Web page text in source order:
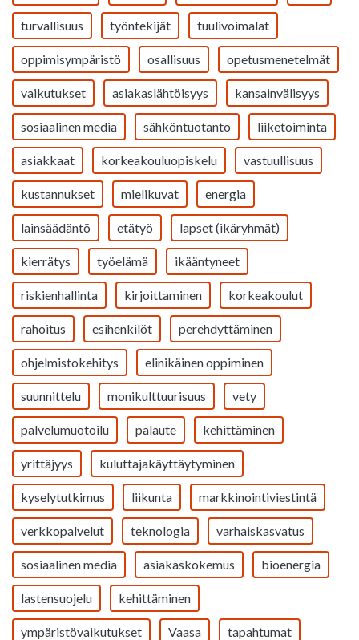
turvallisuus työntekijät tuulivoimalat
oppimisympäristö osallisuus opetusmenetelmät
vaikutukset asiakaslähtöisyys kansainvälisyys
sosiaalinen media sähköntuotanto liiketoiminta
asiakkaat korkeakouluopiskelu vastuullisuus
kustannukset mielikuvat energia
lainsäädäntö etätyö lapset (ikäryhmät)
kierrätys työelämä ikääntyneet
riskienhallinta kirjoittaminen korkeakoulut
rahoitus esihenkilöt perehdyttäminen
ohjelmistokehitys elinikäinen oppiminen
suunnittelu monikulttuurisuus vety
palvelumuotoilu palaute kehittäminen
yrittäjyys kuluttajakäyttäytyminen
kyselytutkimus liikunta markkinointiviestintä
verkkopalvelut teknologia varhaiskasvatus
sosiaalinen media asiakaskokemus bioenergia
lastensuojelu kehittäminen
ympäristövaikutukset Vaasa tapahtumat